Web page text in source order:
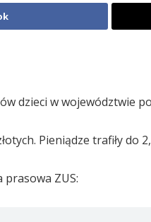
dzieci w województwie
Pieniądze trafiły do
prasowa ZUS: